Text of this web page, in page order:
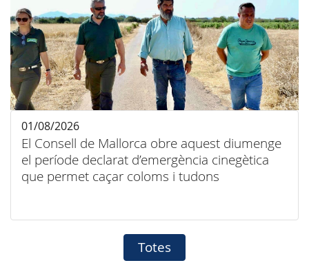
El Consell de Mallorca obre aquest diumenge
el període declarat d’emergència cinegètica
que permet caçar coloms i tudons
01/08/2026
Totes